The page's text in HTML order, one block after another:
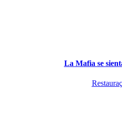
La Mafia se